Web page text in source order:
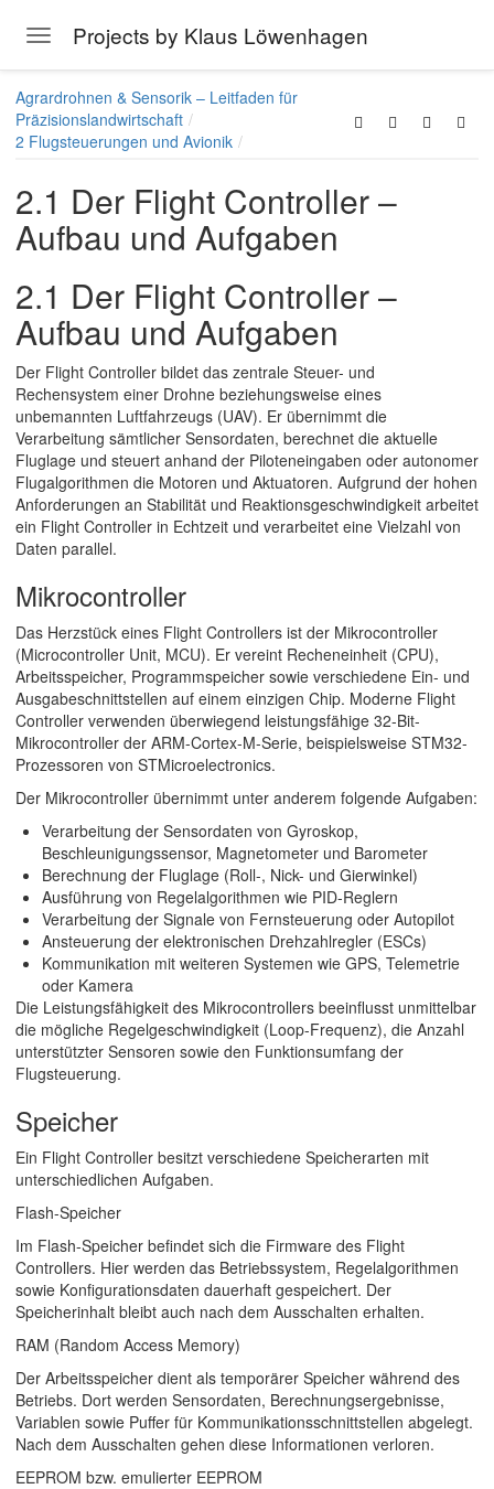
Toggle navigation
Projects by Klaus Löwenhagen
Agrardrohnen & Sensorik – Leitfaden für
Präzisionslandwirtschaft
2 Flugsteuerungen und Avionik
2.1 Der Flight Controller –
Aufbau und Aufgaben
2.1 Der Flight Controller –
Aufbau und Aufgaben
Der Flight Controller bildet das zentrale Steuer- und
Rechensystem einer Drohne beziehungsweise eines
unbemannten Luftfahrzeugs (UAV). Er übernimmt die
Verarbeitung sämtlicher Sensordaten, berechnet die aktuelle
Fluglage und steuert anhand der Piloteneingaben oder autonomer
Flugalgorithmen die Motoren und Aktuatoren. Aufgrund der hohen
Anforderungen an Stabilität und Reaktionsgeschwindigkeit arbeitet
ein Flight Controller in Echtzeit und verarbeitet eine Vielzahl von
Daten parallel.
Mikrocontroller
Das Herzstück eines Flight Controllers ist der Mikrocontroller
(Microcontroller Unit, MCU). Er vereint Recheneinheit (CPU),
Arbeitsspeicher, Programmspeicher sowie verschiedene Ein- und
Ausgabeschnittstellen auf einem einzigen Chip. Moderne Flight
Controller verwenden überwiegend leistungsfähige 32-Bit-
Mikrocontroller der ARM-Cortex-M-Serie, beispielsweise STM32-
Prozessoren von STMicroelectronics.
Der Mikrocontroller übernimmt unter anderem folgende Aufgaben:
Verarbeitung der Sensordaten von Gyroskop,
Beschleunigungssensor, Magnetometer und Barometer
Berechnung der Fluglage (Roll-, Nick- und Gierwinkel)
Ausführung von Regelalgorithmen wie PID-Reglern
Verarbeitung der Signale von Fernsteuerung oder Autopilot
Ansteuerung der elektronischen Drehzahlregler (ESCs)
Kommunikation mit weiteren Systemen wie GPS, Telemetrie
oder Kamera
Die Leistungsfähigkeit des Mikrocontrollers beeinflusst unmittelbar
die mögliche Regelgeschwindigkeit (Loop-Frequenz), die Anzahl
unterstützter Sensoren sowie den Funktionsumfang der
Flugsteuerung.
Speicher
Ein Flight Controller besitzt verschiedene Speicherarten mit
unterschiedlichen Aufgaben.
Flash-Speicher
Im Flash-Speicher befindet sich die Firmware des Flight
Controllers. Hier werden das Betriebssystem, Regelalgorithmen
sowie Konfigurationsdaten dauerhaft gespeichert. Der
Speicherinhalt bleibt auch nach dem Ausschalten erhalten.
RAM (Random Access Memory)
Der Arbeitsspeicher dient als temporärer Speicher während des
Betriebs. Dort werden Sensordaten, Berechnungsergebnisse,
Variablen sowie Puffer für Kommunikationsschnittstellen abgelegt.
Nach dem Ausschalten gehen diese Informationen verloren.
EEPROM bzw. emulierter EEPROM